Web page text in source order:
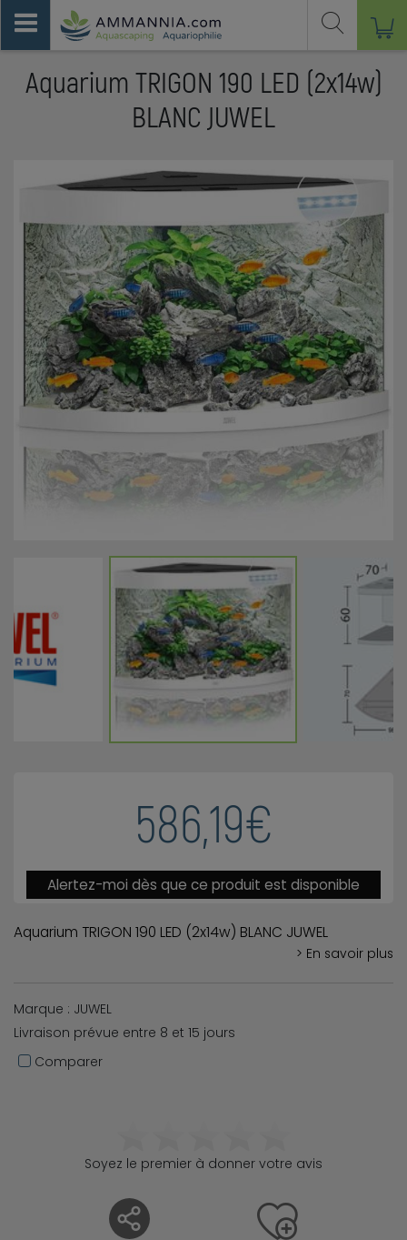
586,19€
Alertez-moi dès que ce produit est disponible
Aquarium TRIGON 190 LED (2x14w) BLANC JUWEL
> En savoir plus
Marque : JUWEL
Livraison prévue entre 8 et 15 jours
Comparer
Soyez le premier à donner votre avis
Aquarium TRIGON 190 LED (2x14w)
BLANC JUWEL